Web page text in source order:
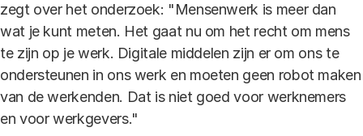
zegt over het onderzoek: "Mensenwerk is meer dan
wat je kunt meten. Het gaat nu om het recht om mens
te zijn op je werk. Digitale middelen zijn er om ons te
ondersteunen in ons werk en moeten geen robot maken
van de werkenden. Dat is niet goed voor werknemers
en voor werkgevers."